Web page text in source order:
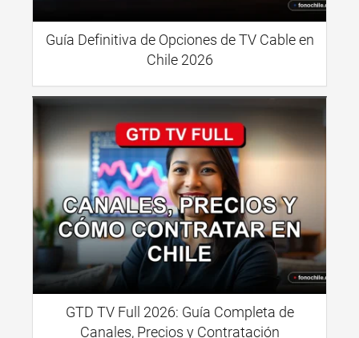
Guía Definitiva de Opciones de TV Cable en
Chile 2026
GTD TV Full 2026: Guía Completa de
Canales, Precios y Contratación